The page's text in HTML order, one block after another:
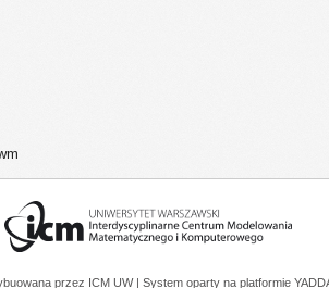
przez ICM UW | System oparty na platformie